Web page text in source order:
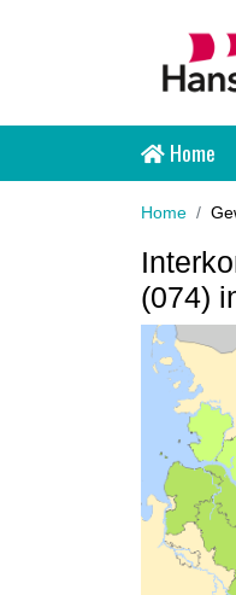
Home
Home
(074)